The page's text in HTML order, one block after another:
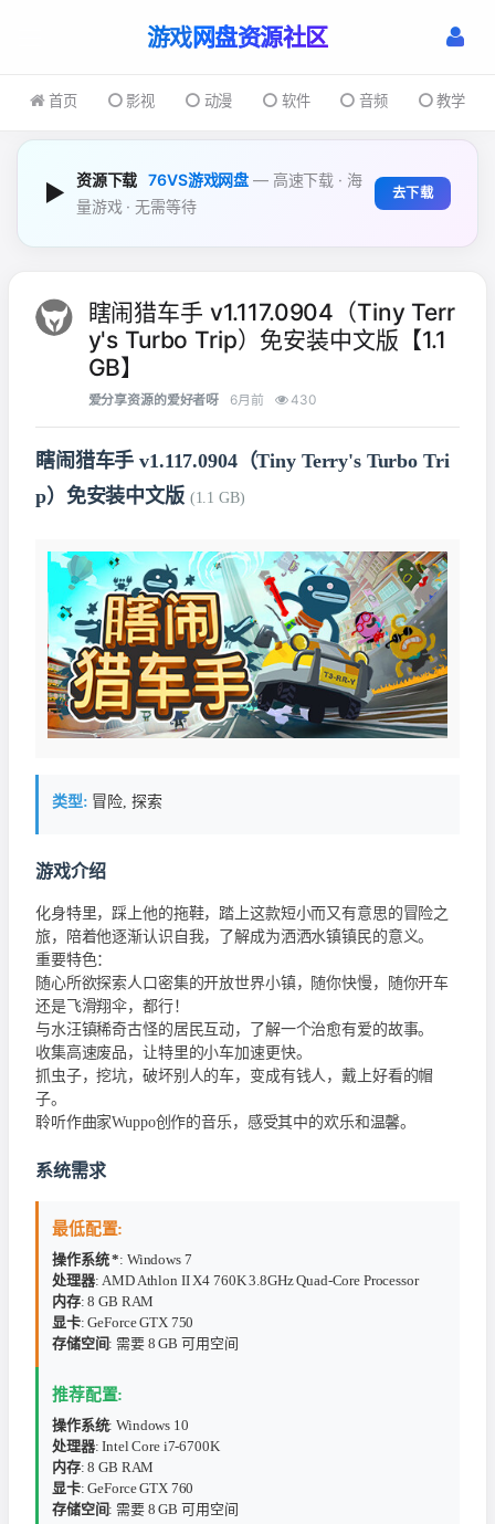
游戏
首页 影视 动漫 软件 音频 教学
▶ 资源下载 76VS游戏网盘 — 高速下载 · 海
量游戏 · 无需等待
去下载
瞎闹猎车手 v1.117.0904（Tiny Terr
y's Turbo Trip）免安装中文版【1.1
GB】
爱分享资源的爱好者呀 6月前 430
瞎闹猎车手 v1.117.0904（Tiny Terry's Turbo Tri
p）免安装中文版 (1.1 GB)
类型: 冒险, 探索
游戏介绍
化身特里，踩上他的拖鞋，踏上这款短小而又有意思的冒险之
旅，陪着他逐渐认识自我，了解成为洒洒水镇镇民的意义。
重要特色：
随心所欲探索人口密集的开放世界小镇，随你快慢，随你开车
还是飞滑翔伞，都行！
与水汪镇稀奇古怪的居民互动，了解一个治愈有爱的故事。
收集高速废品，让特里的小车加速更快。
抓虫子，挖坑，破坏别人的车，变成有钱人，戴上好看的帽
子。
聆听作曲家Wuppo创作的音乐，感受其中的欢乐和温馨。
系统需求
最低配置:
操作系统 *: Windows 7
处理器: AMD Athlon II X4 760K 3.8GHz Quad-Core Processor
内存: 8 GB RAM
显卡: GeForce GTX 750
存储空间: 需要 8 GB 可用空间
推荐配置:
操作系统: Windows 10
处理器: Intel Core i7-6700K
内存: 8 GB RAM
显卡: GeForce GTX 760
存储空间: 需要 8 GB 可用空间